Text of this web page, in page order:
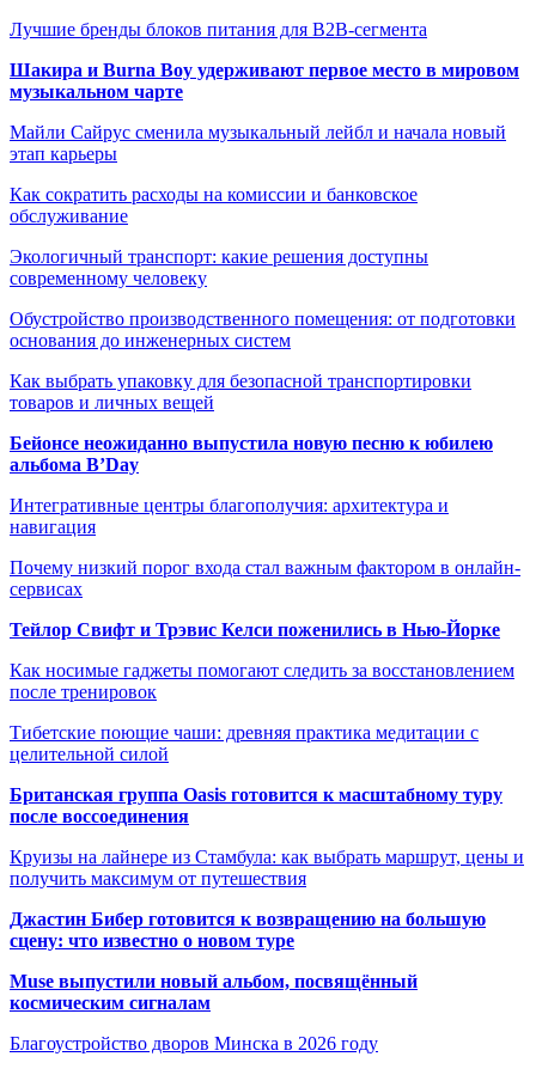
Лучшие бренды блоков питания для B2B-сегмента
Шакира и Burna Boy удерживают первое место в мировом
музыкальном чарте
Майли Сайрус сменила музыкальный лейбл и начала новый
этап карьеры
Как сократить расходы на комиссии и банковское
обслуживание
Экологичный транспорт: какие решения доступны
современному человеку
Обустройство производственного помещения: от подготовки
основания до инженерных систем
Как выбрать упаковку для безопасной транспортировки
товаров и личных вещей
Бейонсе неожиданно выпустила новую песню к юбилею
альбома B’Day
Интегративные центры благополучия: архитектура и
навигация
Почему низкий порог входа стал важным фактором в онлайн-
сервисах
Тейлор Свифт и Трэвис Келси поженились в Нью-Йорке
Как носимые гаджеты помогают следить за восстановлением
после тренировок
Тибетские поющие чаши: древняя практика медитации с
целительной силой
Британская группа Oasis готовится к масштабному туру
после воссоединения
Круизы на лайнере из Стамбула: как выбрать маршрут, цены и
получить максимум от путешествия
Джастин Бибер готовится к возвращению на большую
сцену: что известно о новом туре
Muse выпустили новый альбом, посвящённый
космическим сигналам
Благоустройство дворов Минска в 2026 году